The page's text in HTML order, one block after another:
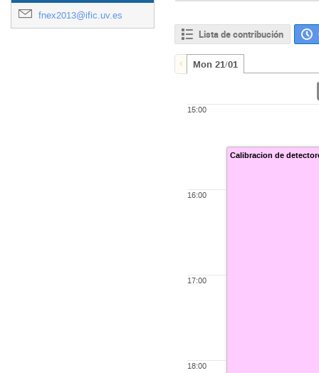
fnex2013@ific.uv.es
Lista de contribución
Mon 21/01
15:00
16:00
17:00
18:00
Calibracion de